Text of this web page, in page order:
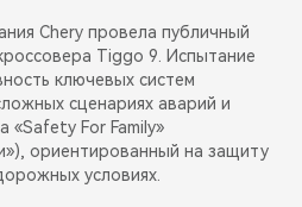
Chery провела публичный
Tiggo 9. Испытание
ключевых систем
сценариях аварий и
For Family»
ориентированный на защиту
условиях.